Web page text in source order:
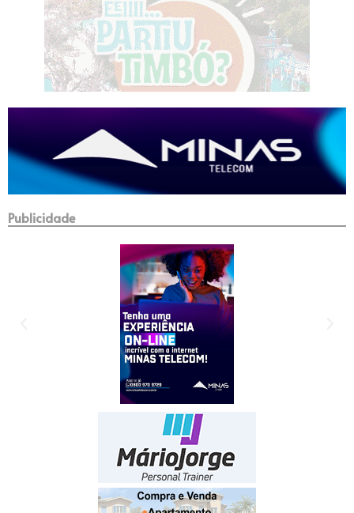
Publicidade